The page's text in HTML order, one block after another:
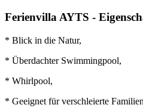
Ferienvilla AYTS -
* Blick in die Natur,
* Überdachter Swimmingpool,
* Whirlpool,
* Geeignet für verschleierte